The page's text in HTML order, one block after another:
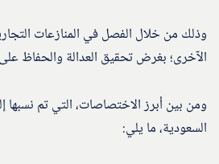
وذلك من خلال الفصل في المنازعات
الآخرى؛ بغرض تحقيق العدالة والحفاظ
ومن بين أبرز الاختصاصات، التي تم نسبها
السعودية، ما يلي: